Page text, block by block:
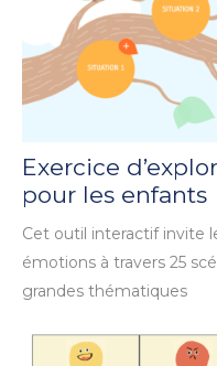
Exercice
pour les enfants
Cet outil interactif invite
émotions à travers 25
grandes thématiques